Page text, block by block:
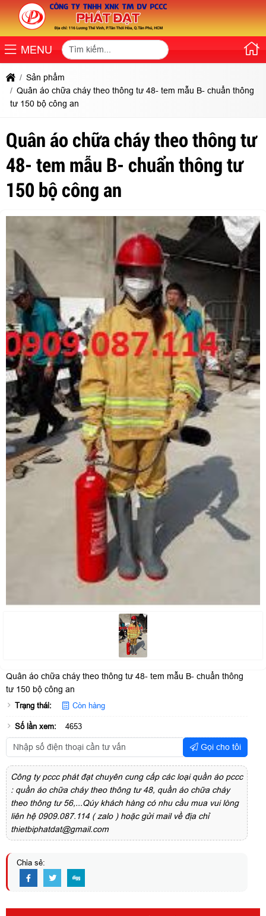
MENU
Sản phẩm
Quân áo chữa cháy theo thông tư 48- tem mẫu B- chuẩn thông
tư 150 bộ công an
Quân áo chữa cháy theo thông tư
48- tem mẫu B- chuẩn thông tư
150 bộ công an
Quân áo chữa cháy theo thông tư 48- tem mẫu B- chuẩn thông
tư 150 bộ công an
Trạng thái: Còn hàng
Số lần xem: 4653
Gọi cho tôi
Công ty pccc phát đạt chuyên cung cấp các loại quần áo pccc
: quần áo chữa cháy theo thông tư 48, quần áo chữa cháy
theo thông tư 56,...Qúy khách hàng có nhu cầu mua vui lòng
liên hệ 0909.087.114 ( zalo ) hoặc gửi mail về địa chỉ
thietbiphatdat@gmail.com
Chia sẻ: